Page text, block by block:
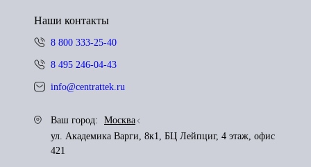
Наши контакты
8 800 333-25-40
8 495 246-04-43
info@centrattek.ru
Ваш город:
Москва
ул. Академика Варги, 8к1, БЦ Лейпциг, 4 этаж, офис
421